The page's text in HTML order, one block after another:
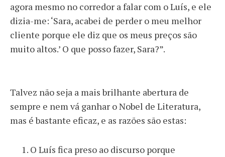
agora mesmo no corredor a falar com o Luís, e ele
dizia-me: ‘Sara, acabei de perder o meu melhor
cliente porque ele diz que os meus preços são
muito altos.’ O que posso fazer, Sara?”.
Talvez não seja a mais brilhante abertura de
sempre e nem vá ganhar o Nobel de Literatura,
mas é bastante eficaz, e as razões são estas:
O Luís fica preso ao discurso porque